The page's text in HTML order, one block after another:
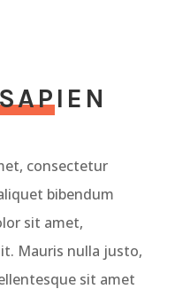
consectetur
bibendum
sit amet,
Mauris nulla justo,
sit amet